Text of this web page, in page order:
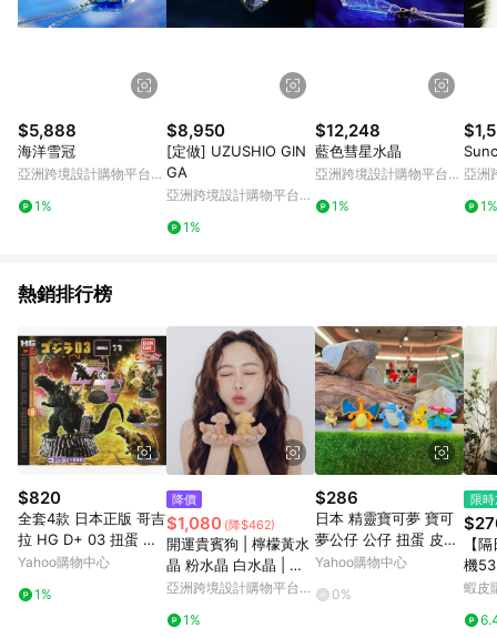
顏色、價位、贈品如與 Pinkoi 商品資訊頁及購物車不符，以
頁面後才首次下載 Pinkoi APP 並完成訂單，不符合導購資格；承
上，首次下載 Pinkoi APP 後，需透過 LINE 購物前往 Pinkoi 頁
面，方享導購資格。
$5,888
海洋雪冠
亞洲跨境設計購物平台
1%
$8,950
[定做] UZUSHIO GIN
GA
亞洲跨境設計購物平台
1%
$12,248
藍色彗星水晶
亞洲跨境設計購物平台
1%
亞洲
1%
熱銷排行榜
$820
全套4款 日本正版 哥吉
拉 HG D+ 03 扭蛋 轉
蛋 造型扭蛋 環保扭蛋
BANDAI 萬代 417477
Yahoo購物中心
1%
降價
$1,080 (降$462)
開運貴賓狗 | 檸檬黃水
晶 粉水晶 白水晶 | 動
物水晶擺件
亞洲跨境設計購物平台
1%
$286
日本 精靈寶可夢 寶可
夢公仔 公仔 扭蛋 皮卡
丘 噴火龍 伊布 妙蛙花
寶可夢
Yahoo購物中心
0%
限
【
機
物情
件
蝦皮